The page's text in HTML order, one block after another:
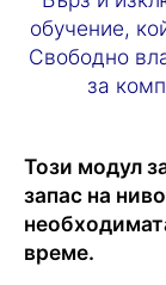
обучение,
Свободно
за
Този модул
запас на
време.